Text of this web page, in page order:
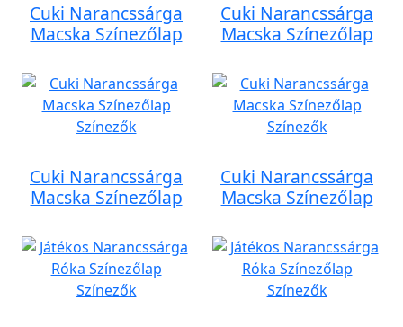
Cuki Narancssárga
Macska Színezőlap
Cuki Narancssárga
Macska Színezőlap
Cuki Narancssárga
Macska Színezőlap
Cuki Narancssárga
Macska Színezőlap